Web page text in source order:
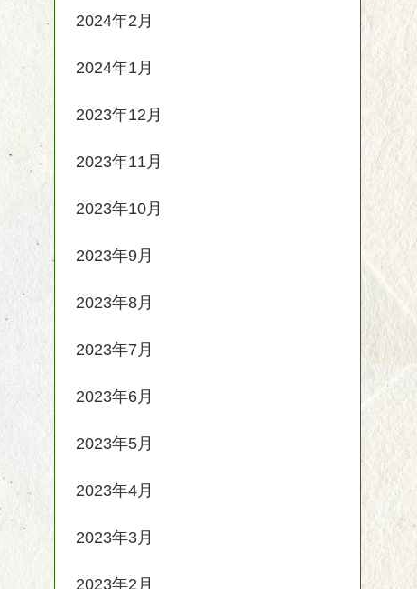
2024年2月
2024年1月
2023年12月
2023年11月
2023年10月
2023年9月
2023年8月
2023年7月
2023年6月
2023年5月
2023年4月
2023年3月
2023年2月